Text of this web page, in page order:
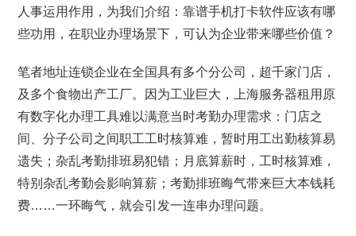
人事运用作用，为我们介绍：靠谱手机打卡软件应该有哪
些功用，在职业办理场景下，可认为企业带来哪些价值？
笔者地址连锁企业在全国具有多个分公司，超千家门店，
及多个食物出产工厂。因为工业巨大，上海服务器租用原
有数字化办理工具难以满意当时考勤办理需求：门店之
间、分子公司之间职工工时核算难，暂时用工出勤核算易
遗失；杂乱考勤排班易犯错；月底算薪时，工时核算难，
特别杂乱考勤会影响算薪；考勤排班晦气带来巨大本钱耗
费……一环晦气，就会引发一连串办理问题。